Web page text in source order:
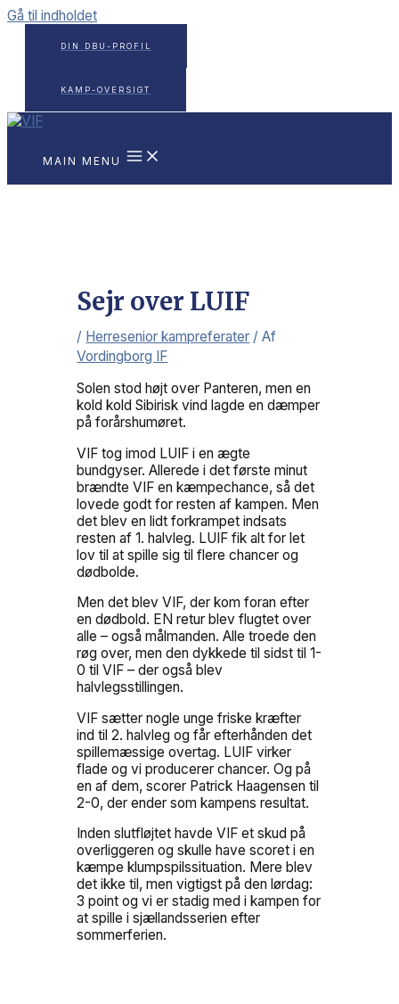
Gå til indholdet
DIN DBU-PROFIL
KAMP-OVERSIGT
MAIN MENU
Sejr over LUIF
/ Herresenior kampreferater / Af
Vordingborg IF
Solen stod højt over Panteren, men en
kold kold Sibirisk vind lagde en dæmper
på forårshumøret.
VIF tog imod LUIF i en ægte
bundgyser. Allerede i det første minut
brændte VIF en kæmpechance, så det
lovede godt for resten af kampen. Men
det blev en lidt forkrampet indsats
resten af 1. halvleg. LUIF fik alt for let
lov til at spille sig til flere chancer og
dødbolde.
Men det blev VIF, der kom foran efter
en dødbold. EN retur blev flugtet over
alle – også målmanden. Alle troede den
røg over, men den dykkede til sidst til 1-
0 til VIF – der også blev
halvlegsstillingen.
VIF sætter nogle unge friske kræfter
ind til 2. halvleg og får efterhånden det
spillemæssige overtag. LUIF virker
flade og vi producerer chancer. Og på
en af dem, scorer Patrick Haagensen til
2-0, der ender som kampens resultat.
Inden slutfløjtet havde VIF et skud på
overliggeren og skulle have scoret i en
kæmpe klumpspilssituation. Mere blev
det ikke til, men vigtigst på den lørdag:
3 point og vi er stadig med i kampen for
at spille i sjællandsserien efter
sommerferien.